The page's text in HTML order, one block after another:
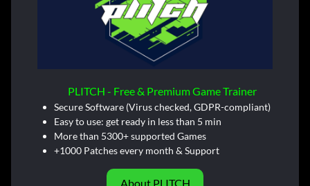
PLITCH - Free & Premium Game Trainer
Secure Software (Virus checked, GDPR-compliant)
Easy to use: get ready in less than 5 min
More than 5300+ supported Games
+1000 Patches every month & Support
About PLITCH